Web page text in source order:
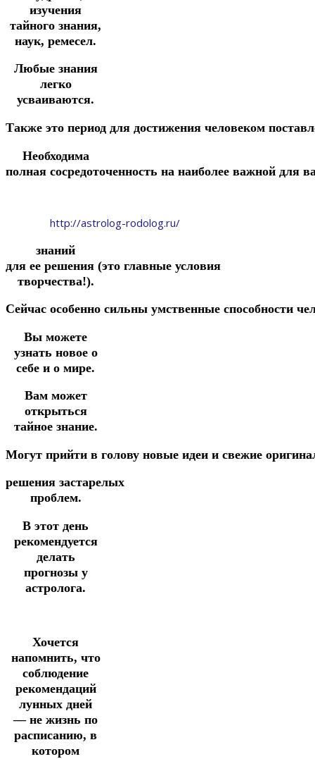
изучения
тайного знания,
наук, ремесел.
Любые знания
легко
усваиваются.
Также это период для достижения человеком
Необходима
полная сосредоточенность на наиболее важной для
http://astrolog-rodolog.ru/
знаний
для ее решения (это главные условия
творчества!).
Сейчас особенно сильны умственные способности
Вы можете
узнать новое о
себе и о мире.
Вам может
открыться
тайное знание.
Могут прийти в голову новые идеи и свежие
решения застарелых
проблем.
В этот день
рекомендуется
делать
прогнозы у
астролога.
Хочется
напомнить, что
соблюдение
рекомендаций
лунных дней
— не жизнь по
расписанию, в
котором